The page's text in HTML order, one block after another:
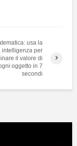
usa la
intelligenza per
il valore di
oggetto in 7
secondi